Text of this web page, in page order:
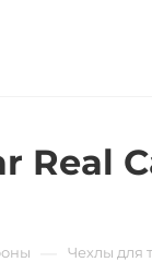
Чехлы для